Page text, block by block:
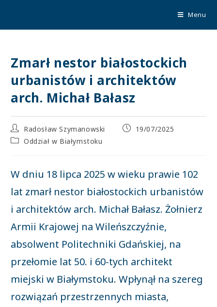
Menu
Zmarł nestor białostockich
urbanistów i architektów
arch. Michał Bałasz
Radosław Szymanowski
19/07/2025
Oddział w Białymstoku
W dniu 18 lipca 2025 w wieku prawie 102
lat zmarł nestor białostockich urbanistów
i architektów arch. Michał Bałasz. Żołnierz
Armii Krajowej na Wileńszczyźnie,
absolwent Politechniki Gdańskiej, na
przełomie lat 50. i 60-tych architekt
miejski w Białymstoku. Wpłynął na szereg
rozwiązań przestrzennych miasta,